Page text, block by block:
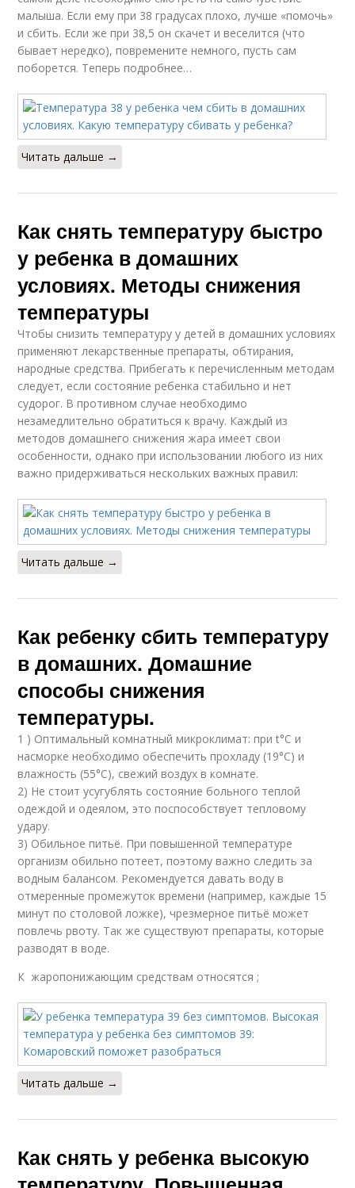
малыша. Если ему при 38 градусах плохо, лучше «помочь»
и сбить. Если же при 38,5 он скачет и веселится (что
бывает нередко), повремените немного, пусть сам
поборется. Теперь подробнее…
Читать дальше →
Как снять температуру быстро
у ребенка в домашних
условиях. Методы снижения
температуры
Чтобы снизить температуру у детей в домашних условиях
применяют лекарственные препараты, обтирания,
народные средства. Прибегать к перечисленным методам
следует, если состояние ребенка стабильно и нет
судорог. В противном случае необходимо
незамедлительно обратиться к врачу. Каждый из
методов домашнего снижения жара имеет свои
особенности, однако при использовании любого из них
важно придерживаться нескольких важных правил:
Читать дальше →
Как ребенку сбить температуру
в домашних. Домашние
способы снижения
температуры.
1 ) Оптимальный комнатный микроклимат: при t°C и
насморке необходимо обеспечить прохладу (19°С) и
влажность (55°C), свежий воздух в комнате.
2) Не стоит усугублять состояние больного теплой
одеждой и одеялом, это поспособствует тепловому
удару.
3) Обильное питьё. При повышенной температуре
организм обильно потеет, поэтому важно следить за
водным балансом. Рекомендуется давать воду в
отмеренные промежуток времени (например, каждые 15
минут по столовой ложке), чрезмерное питьё может
повлечь рвоту. Так же существуют препараты, которые
разводят в воде.
К жаропонижающим средствам относятся ;
Читать дальше →
Как снять у ребенка высокую